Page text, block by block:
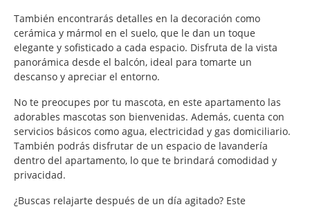
También encontrarás detalles en la decoración como
cerámica y mármol en el suelo, que le dan un toque
elegante y sofisticado a cada espacio. Disfruta de la vista
panorámica desde el balcón, ideal para tomarte un
descanso y apreciar el entorno.
No te preocupes por tu mascota, en este apartamento las
adorables mascotas son bienvenidas. Además, cuenta con
servicios básicos como agua, electricidad y gas domiciliario.
También podrás disfrutar de un espacio de lavandería
dentro del apartamento, lo que te brindará comodidad y
privacidad.
¿Buscas relajarte después de un día agitado? Este